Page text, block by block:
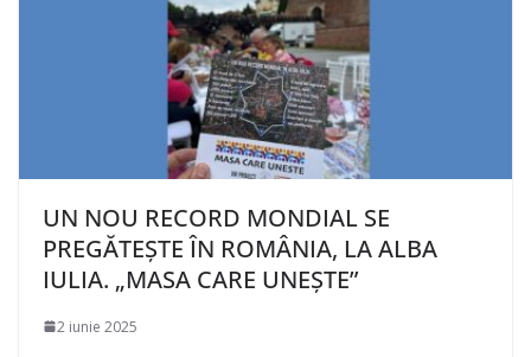
UN NOU RECORD MONDIAL SE
PREGĂTEȘTE ÎN ROMÂNIA, LA ALBA
IULIA. „MASA CARE UNEȘTE”
2 iunie 2025